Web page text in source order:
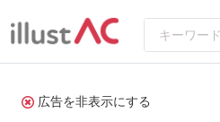
広告を非表示にする